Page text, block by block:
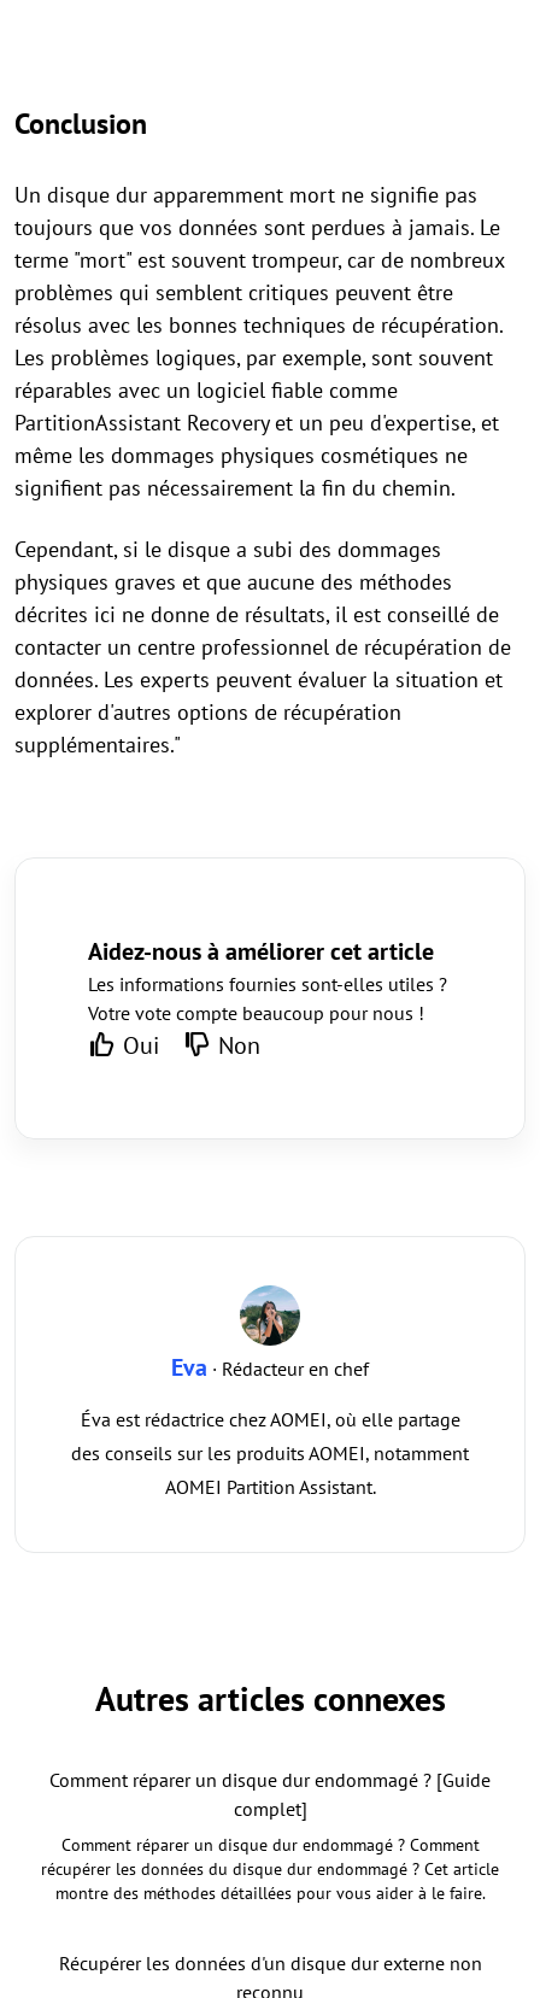
Conclusion
Un disque dur apparemment mort ne signifie pas
toujours que vos données sont perdues à jamais. Le
terme "mort" est souvent trompeur, car de nombreux
problèmes qui semblent critiques peuvent être
résolus avec les bonnes techniques de récupération.
Les problèmes logiques, par exemple, sont souvent
réparables avec un logiciel fiable comme
PartitionAssistant Recovery et un peu d'expertise, et
même les dommages physiques cosmétiques ne
signifient pas nécessairement la fin du chemin.
Cependant, si le disque a subi des dommages
physiques graves et que aucune des méthodes
décrites ici ne donne de résultats, il est conseillé de
contacter un centre professionnel de récupération de
données. Les experts peuvent évaluer la situation et
explorer d'autres options de récupération
supplémentaires."
Aidez-nous à améliorer cet article
Les informations fournies sont-elles utiles ?
Votre vote compte beaucoup pour nous !
Oui Non
Eva · Rédacteur en chef
Éva est rédactrice chez AOMEI, où elle partage
des conseils sur les produits AOMEI, notamment
AOMEI Partition Assistant.
Autres articles connexes
Comment réparer un disque dur endommagé ? [Guide
complet]
Comment réparer un disque dur endommagé ? Comment
récupérer les données du disque dur endommagé ? Cet article
montre des méthodes détaillées pour vous aider à le faire.
Récupérer les données d'un disque dur externe non
reconnu